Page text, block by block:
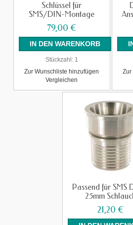
Schlüssel für
SMS/DIN-Montage
79,00 €
Stückzahl:1
Zur Wunschliste hinzufügen
Vergleichen
Zur
Passend für SMS
25mm
21,20 €